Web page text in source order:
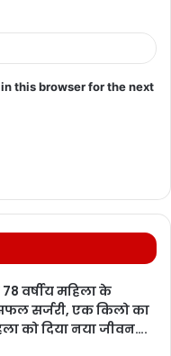
this browser for the next
वर्षीय महिला के
सर्जरी, एक किलो का
को दिया नया जीवन….